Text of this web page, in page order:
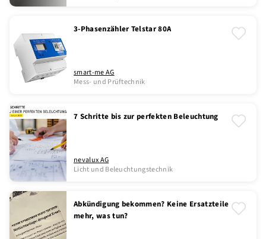
3-Phasenzähler Telstar 80A
smart-me AG
Mess- und Prüftechnik
7 Schritte bis zur perfekten Beleuchtung
nevalux AG
Licht und Beleuchtungstechnik
Abkündigung bekommen? Keine Ersatzteile
mehr, was tun?